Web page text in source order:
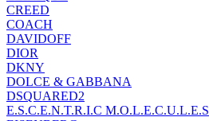
CREED
COACH
DAVIDOFF
DIOR
DKNY
DOLCE & GABBANA
DSQUARED2
E.S.C.E.N.T.R.I.C M.O.L.E.C.U.L.E.S